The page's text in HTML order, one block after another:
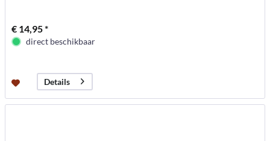
€ 14,95 *
direct beschikbaar
Details